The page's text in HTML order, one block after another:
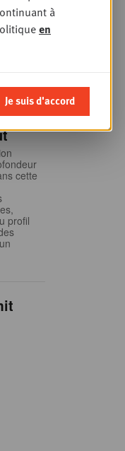
cette
profil
à
en
Je suis d'accord